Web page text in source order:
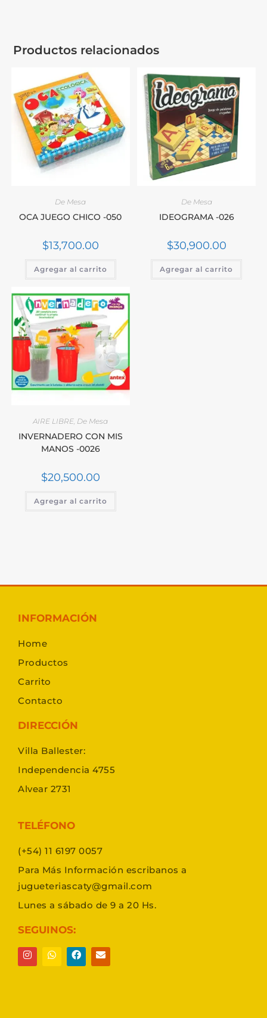
Productos relacionados
De Mesa
OCA JUEGO CHICO -050
$13,700.00
Agregar al carrito
De Mesa
IDEOGRAMA -026
$30,900.00
Agregar al carrito
AIRE LIBRE, De Mesa
INVERNADERO CON MIS
MANOS -0026
$20,500.00
Agregar al carrito
INFORMACIÓN
Home
Productos
Carrito
Contacto
DIRECCIÓN
Villa Ballester:
Independencia 4755
Alvear 2731
TELÉFONO
(+54) 11 6197 0057
Para Más Información escribanos a
jugueteriascaty@gmail.com
Lunes a sábado de 9 a 20 Hs.
SEGUINOS: